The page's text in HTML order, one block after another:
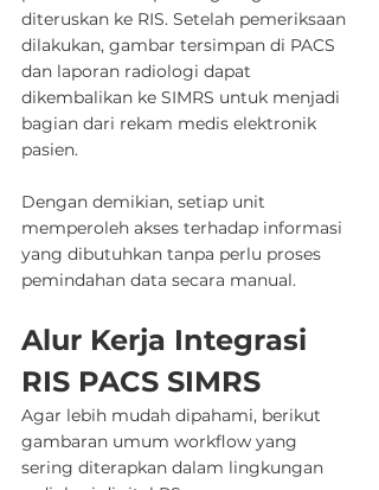
diteruskan ke RIS. Setelah pemeriksaan
dilakukan, gambar tersimpan di PACS
dan laporan radiologi dapat
dikembalikan ke SIMRS untuk menjadi
bagian dari rekam medis elektronik
pasien.
Dengan demikian, setiap unit
memperoleh akses terhadap informasi
yang dibutuhkan tanpa perlu proses
pemindahan data secara manual.
Alur Kerja Integrasi
RIS PACS SIMRS
Agar lebih mudah dipahami, berikut
gambaran umum workflow yang
sering diterapkan dalam lingkungan